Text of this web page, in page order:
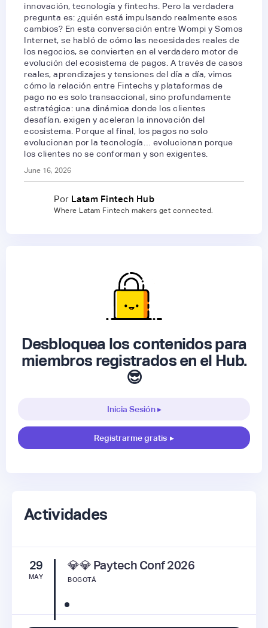
innovación, tecnología y fintechs. Pero la verdadera
pregunta es: ¿quién está impulsando realmente esos
cambios? En esta conversación entre Wompi y Somos
Internet, se habló de cómo las necesidades reales de
los negocios, se convierten en el verdadero motor de
evolución del ecosistema de pagos. A través de casos
reales, aprendizajes y tensiones del día a día, vimos
cómo la relación entre Fintechs y plataformas de
pago no es solo transaccional, sino profundamente
estratégica: una dinámica donde los clientes
desafían, exigen y aceleran la innovación del
ecosistema. Porque al final, los pagos no solo
evolucionan por la tecnología… evolucionan porque
los clientes no se conforman y son exigentes.
June 16, 2026
Por Latam Fintech Hub
Where Latam Fintech makers get connected.
Desbloquea los contenidos para
miembros registrados en el Hub.
😎
Inicia Sesión ▸
Registrarme gratis ▸
Actividades
29
MAY
💎💎 Paytech Conf 2026
BOGOTÁ